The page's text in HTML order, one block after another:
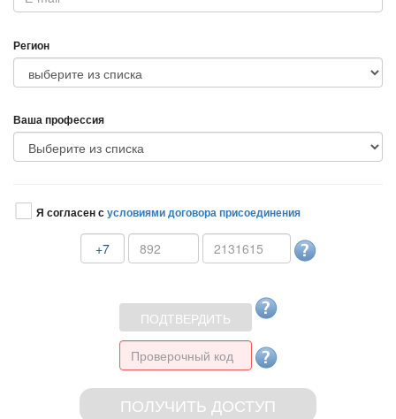
Регион
аша профессия
Я согласен сусловиями договора присоединения
+7